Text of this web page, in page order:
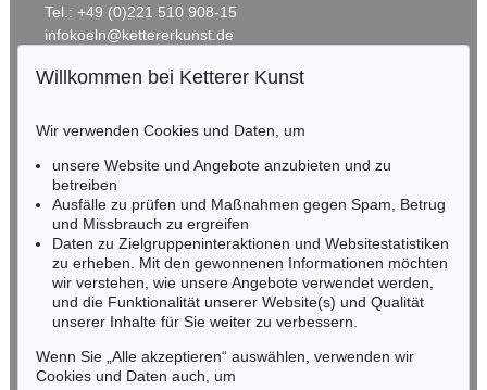
Auktion 499 - Lot 75
Ergebnis:€ 65.000
Auktion 282 - Lot 892
Ergebnis:€ 59.800
Auktion 522 - Lot 404
Auktion 392 - Lot 16
Tel.: +49 (0)221 510 908-15
infokoeln@kettererkunst.de
RHEINLAND-PFALZ
Miriam Heß
Tel.: +49 (0)62 21 58 80-038
Fax: +49 (0)62 21 58 80-595
infoheidelberg@kettererkunst.de
NORDDEUTSCHLAND
Nico Kassel, M.A.
Tel.: +49 (0)89 55244-164
Mobil: +49 (0)171 8618661
n.kassel@kettererkunst.de
Willkommen bei Ketterer Kunst
Wir verwenden Cookies und Daten, um
unsere Website und Angebote anzubieten und zu
betreiben
Ausfälle zu prüfen und Maßnahmen gegen Spam, Betrug
und Missbrauch zu ergreifen
Daten zu Zielgruppeninteraktionen und Websitestatistiken
zu erheben. Mit den gewonnenen Informationen möchten
wir verstehen, wie unsere Angebote verwendet werden,
und die Funktionalität unserer Website(s) und Qualität
unserer Inhalte für Sie weiter zu verbessern.
Wenn Sie „Alle akzeptieren“ auswählen, verwenden wir
Cookies und Daten auch, um